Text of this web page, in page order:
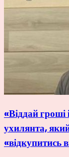
«Віддай гроші
ухилянта,
«відкупитись